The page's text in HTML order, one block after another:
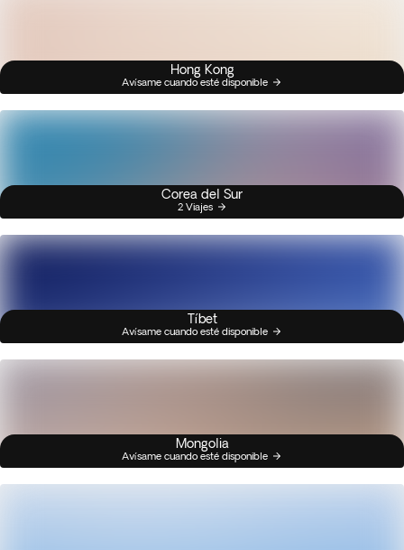
Hong Kong
Avísame cuando esté disponible
Corea del Sur
2 Viajes
Tíbet
Avísame cuando esté disponible
Mongolia
Avísame cuando esté disponible